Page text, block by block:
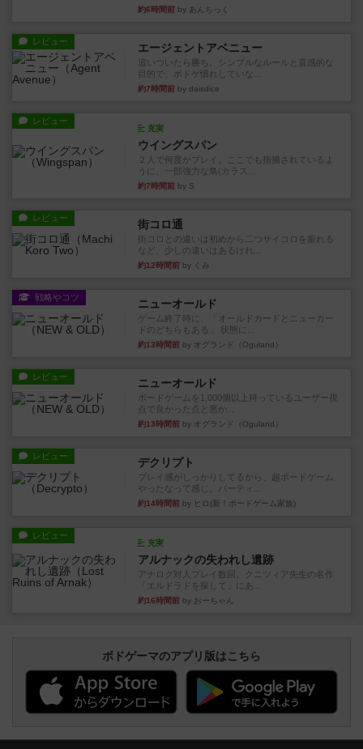
約6時間前 by あんちっく
レビュー エージェントアベニュー
追いついたら勝ち。シンプルなルールと直感的な
目的で、ボドゲ慣れしていな...
約7時間前 by daisdice
レビュー
充実
ウイングスパン
２人で何度かプレイ。ここでも指摘されているよ
うに、一部強力な鳥(カラス...
約7時間前 by S
レビュー 街コロ通
街コロとの違いは初めから二つサイコロを振れる
など、少しの違いはあるけれ...
約12時間前 by くみ
戦略やコツ ニューオールド
ゲーム終了時に、「オールドカードとニューカー
ドのどちらもある」 状態に...
約13時間前 by オグランド（Oguland）
レビュー ニューオールド
ボードゲームを1,000個以上持っているユーザー視
点で良かった点と悪か...
約13時間前 by オグランド（Oguland）
レビュー デクリプト
プレイ感がしっかりしてるから、超ボードゲーム
やったなって感じ。パーティ...
約14時間前 by ヒロ(新！ボードゲーム家族)
レビュー
充実
アルナックの失われし遺跡
アナログ対人プレイ数回。クニツィア先生の名作
「エルドラドを探して」にあ...
約16時間前 by おーちゃん
ボドゲーマのアプリ版はこちら